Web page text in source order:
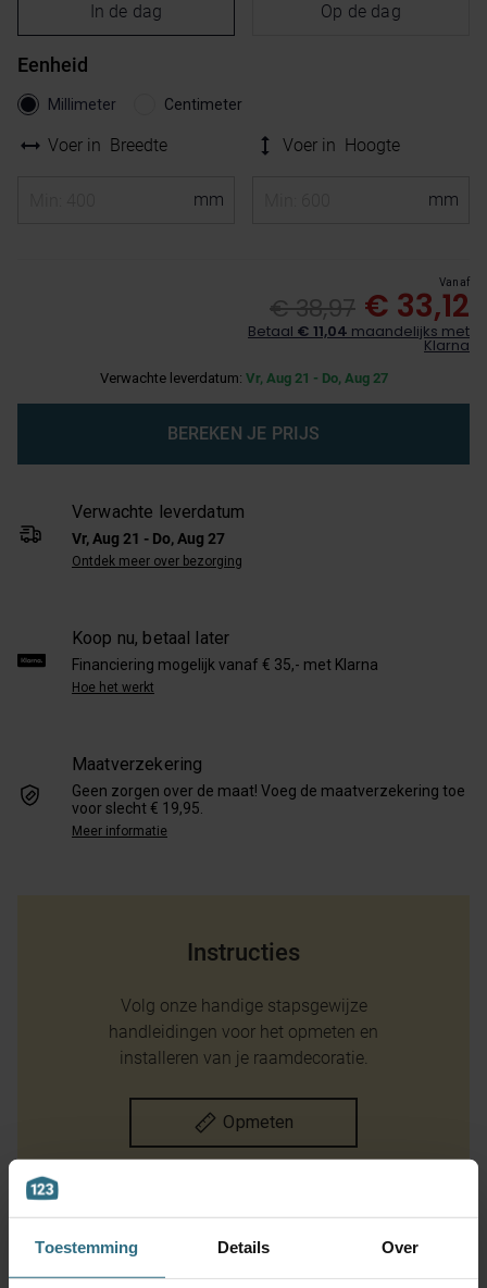
Toestemming Details Over
In de dag Op de dag
Eenheid
Millimeter Centimeter
Voer in Breedte Voer in Hoogte
Vanaf
€ 38,97 € 33,12
Betaal € 11,04 maandelijks met
Klarna
Verwachte leverdatum: Vr, Aug 21 - Do, Aug 27
BEREKEN JE PRIJS
Verwachte leverdatum
Vr, Aug 21 - Do, Aug 27
Ontdek meer over bezorging
Koop nu, betaal later
Financiering mogelijk vanaf € 35,- met Klarna
Hoe het werkt
Maatverzekering
Geen zorgen over de maat! Voeg de maatverzekering toe
voor slecht € 19,95.
Meer informatie
Instructies
Volg onze handige stapsgewijze
handleidingen voor het opmeten en
installeren van je raamdecoratie.
Opmeten